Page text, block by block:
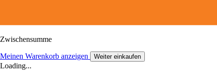
Zwischensumme
Meinen Warenkorb anzeigen Weiter einkaufen
Loading...